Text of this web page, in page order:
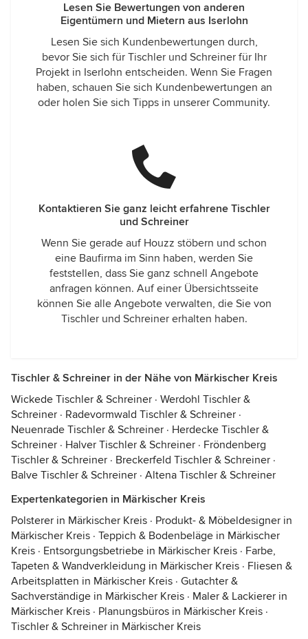
Lesen Sie Bewertungen von anderen
Eigentümern und Mietern aus Iserlohn
Lesen Sie sich Kundenbewertungen durch,
bevor Sie sich für Tischler und Schreiner für Ihr
Projekt in Iserlohn entscheiden. Wenn Sie Fragen
haben, schauen Sie sich Kundenbewertungen an
oder holen Sie sich Tipps in unserer Community.
Kontaktieren Sie ganz leicht erfahrene Tischler
und Schreiner
Wenn Sie gerade auf Houzz stöbern und schon
eine Baufirma im Sinn haben, werden Sie
feststellen, dass Sie ganz schnell Angebote
anfragen können. Auf einer Übersichtsseite
können Sie alle Angebote verwalten, die Sie von
Tischler und Schreiner erhalten haben.
Tischler & Schreiner in der Nähe von Märkischer Kreis
Wickede Tischler & Schreiner · Werdohl Tischler &
Schreiner · Radevormwald Tischler & Schreiner ·
Neuenrade Tischler & Schreiner · Herdecke Tischler &
Schreiner · Halver Tischler & Schreiner · Fröndenberg
Tischler & Schreiner · Breckerfeld Tischler & Schreiner ·
Balve Tischler & Schreiner · Altena Tischler & Schreiner
Expertenkategorien in Märkischer Kreis
Polsterer in Märkischer Kreis · Produkt- & Möbeldesigner in
Märkischer Kreis · Teppich & Bodenbeläge in Märkischer
Kreis · Entsorgungsbetriebe in Märkischer Kreis · Farbe,
Tapeten & Wandverkleidung in Märkischer Kreis · Fliesen &
Arbeitsplatten in Märkischer Kreis · Gutachter &
Sachverständige in Märkischer Kreis · Maler & Lackierer in
Märkischer Kreis · Planungsbüros in Märkischer Kreis ·
Tischler & Schreiner in Märkischer Kreis